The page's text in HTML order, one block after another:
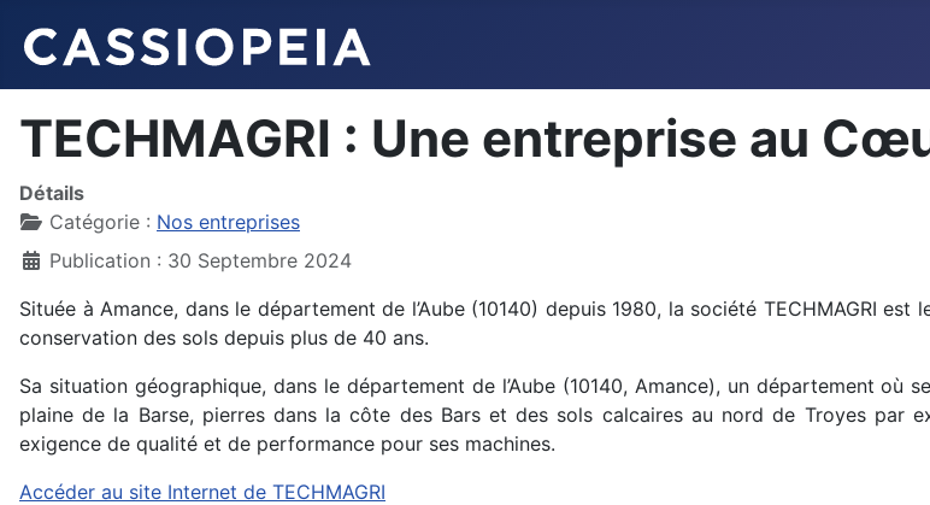
TECHMAGRI : Une entreprise au
Détails
Catégorie : Nos entreprises
Publication : 30 Septembre 2024
Située à Amance, dans le département de l’Aube (10140) depuis 1980, la société TECHMAGRI
conservation des sols depuis plus de 40 ans.
Sa situation géographique, dans le département de l’Aube (10140, Amance), un département
plaine de la Barse, pierres dans la côte des Bars et des sols calcaires au nord de Troyes par
exigence de qualité et de performance pour ses machines.
Accéder au site Internet de TECHMAGRI